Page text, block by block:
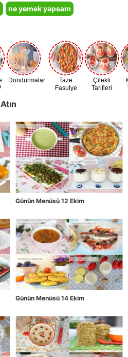
ne yemek yapsam
Dondurmalar
Taze
Fasulye
Çilekli
Tarifleri
Günün Menüsü 12 Ekim
Günün Menüsü 14 Ekim